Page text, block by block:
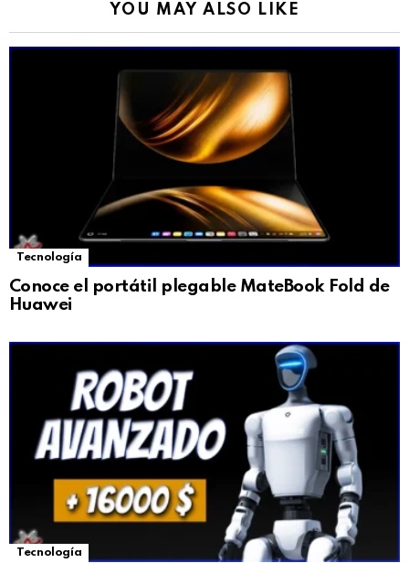
YOU MAY ALSO LIKE
Tecnología
Conoce el portátil plegable MateBook Fold de
Huawei
Tecnología